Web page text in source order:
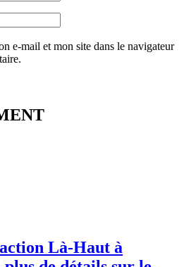
e-mail et mon site dans le navigateur
Là-Haut à